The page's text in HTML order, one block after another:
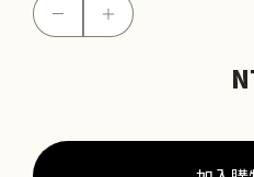
－
角
＋